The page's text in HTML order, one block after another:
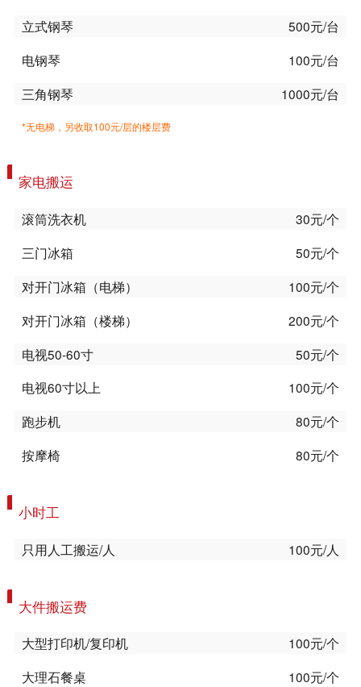
立式钢琴
500元/台
电钢琴
100元/台
三角钢琴
1000元/台
*无电梯，另收取100元/层的楼层费
家电搬运
滚筒洗衣机
30元/个
三门冰箱
50元/个
对开门冰箱（电梯）
100元/个
对开门冰箱（楼梯）
200元/个
电视50-60寸
50元/个
电视60寸以上
100元/个
跑步机
80元/个
按摩椅
80元/个
小时工
只用人工搬运/人 100元/人
大件搬运费
大型打印机/复印机
100元/个
大理石餐桌
100元/个